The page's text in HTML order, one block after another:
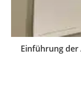
Einführung der